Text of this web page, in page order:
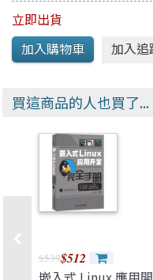
立即出貨
買這商品的人也買了...
$539$512